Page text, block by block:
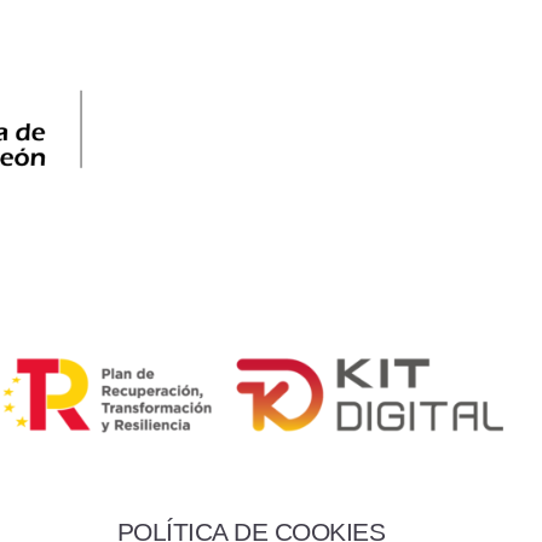
POLÍTICA DE COOKIES